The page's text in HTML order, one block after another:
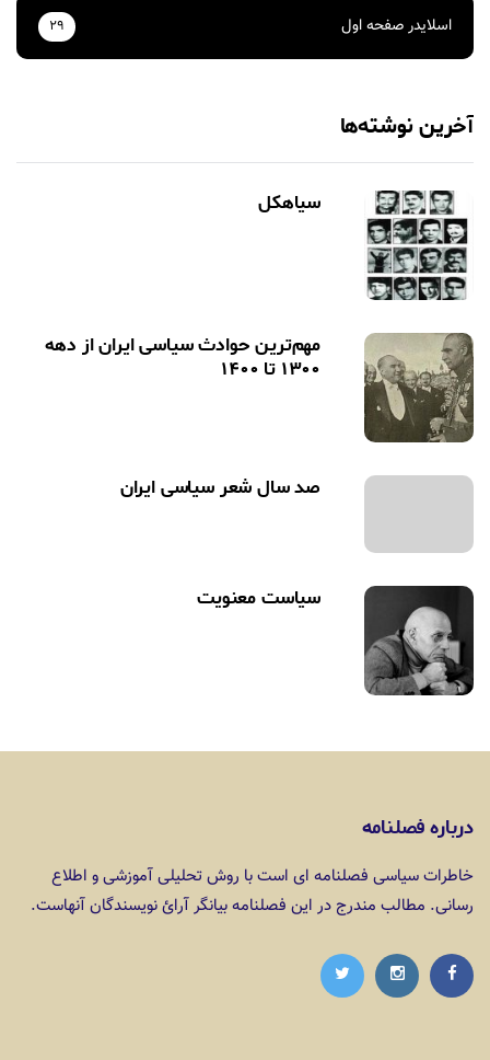
اسلایدر صفحه اول 29
آخرین نوشته‌ها
سیاهکل
مهم‌ترین حوادث سیاسی ایران از دهه
۱۳۰۰ تا ۱۴۰۰‏
صد سال شعر سیاسی ایران ‏
سیاست معنویت
درباره فصلنامه
خاطرات سیاسی فصلنامه ای است با روش تحلیلی آموزشی و اطلاع
رسانی. مطالب مندرج در این فصلنامه بیانگر آرائ نویسندگان آنهاست.